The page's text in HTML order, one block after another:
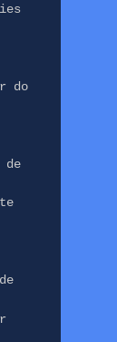
do
de